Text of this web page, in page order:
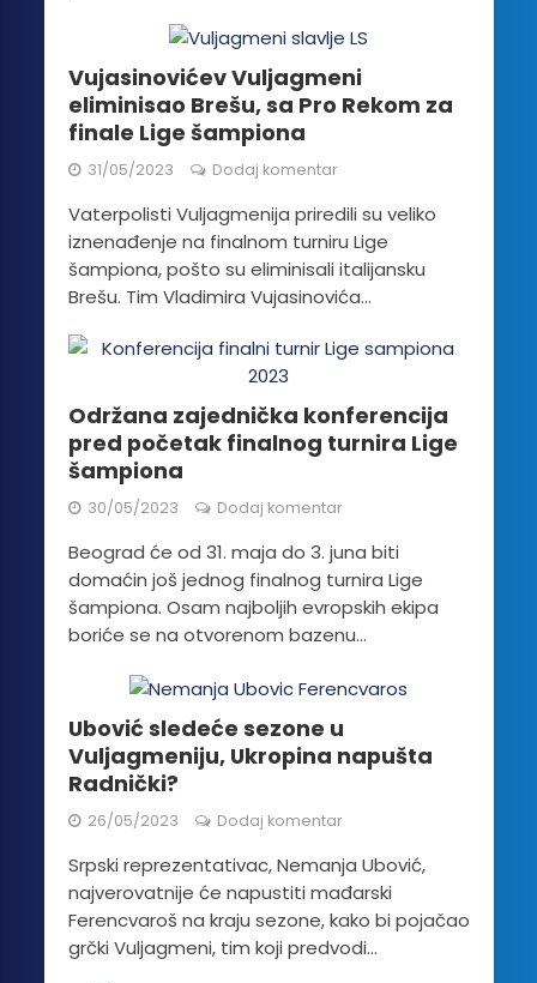
Vujasinovićev Vuljagmeni
eliminisao Brešu, sa Pro Rekom za
finale Lige šampiona
31/05/2023 Dodaj komentar
Vaterpolisti Vuljagmenija priredili su veliko
iznenađenje na finalnom turniru Lige
šampiona, pošto su eliminisali italijansku
Brešu. Tim Vladimira Vujasinovića...
Održana zajednička konferencija
pred početak finalnog turnira Lige
šampiona
30/05/2023 Dodaj komentar
Beograd će od 31. maja do 3. juna biti
domaćin još jednog finalnog turnira Lige
šampiona. Osam najboljih evropskih ekipa
boriće se na otvorenom bazenu...
Ubović sledeće sezone u
Vuljagmeniju, Ukropina napušta
Radnički?
26/05/2023 Dodaj komentar
Srpski reprezentativac, Nemanja Ubović,
najverovatnije će napustiti mađarski
Ferencvaroš na kraju sezone, kako bi pojačao
grčki Vuljagmeni, tim koji predvodi...